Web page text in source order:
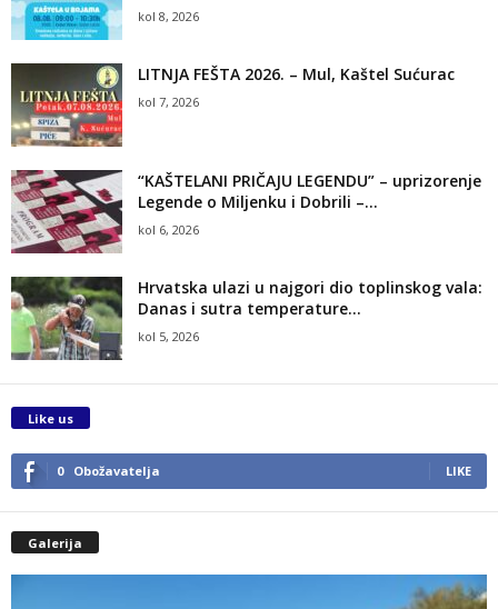
kol 8, 2026
LITNJA FEŠTA 2026. – Mul, Kaštel Sućurac
kol 7, 2026
“KAŠTELANI PRIČAJU LEGENDU” – uprizorenje
Legende o Miljenku i Dobrili –...
kol 6, 2026
Hrvatska ulazi u najgori dio toplinskog vala:
Danas i sutra temperature...
kol 5, 2026
Like us
0 Obožavatelja LIKE
Galerija